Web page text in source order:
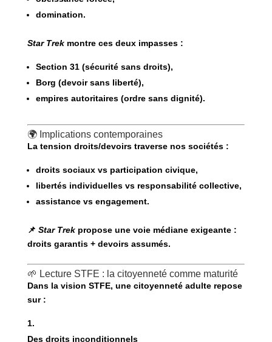
domination.
Star Trekmontre ces deux impasses :
Section 31(sécurité sans droits),
Borg (devoir sans liberté),
empires autoritaires (ordre sans dignité).
🌍 Implications contemporaines
La tension droits/devoirs traverse nos sociétés :
droits sociaux vs participation civique,
libertés individuelles vs responsabilité collective,
assistance vs engagement.
📌 Star Trekpropose une voie médiane exigeante :
droits garantis + devoirs assumés.
🌱 Lecture STFE : la citoyenneté comme maturité
Dans la vision STFE, une citoyenneté adulte repose
sur :
Des droits inconditionnels